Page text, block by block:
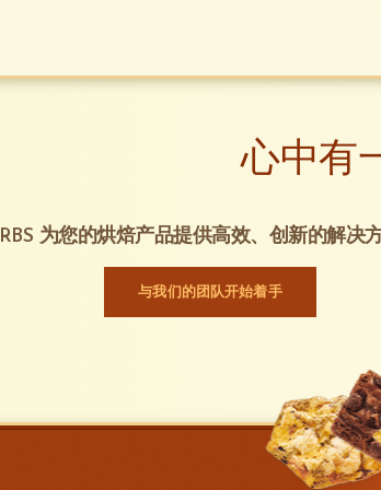
心中有
RBS 为您的烘焙产品提供高效、创新的解决方
与我们的团队开始着手